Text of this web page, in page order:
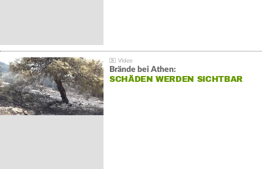
Brände bei Athen:
SCHÄDEN WERDEN SICHTBAR